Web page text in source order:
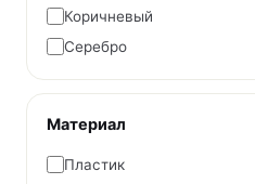
Коричневый
Серебро
Материал
Пластик